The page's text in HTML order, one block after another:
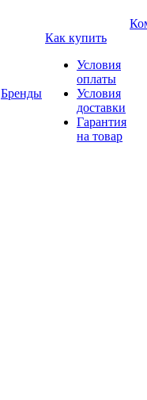
Бренды
Как купить
Условия
оплаты
Условия
доставки
Гарантия
на товар